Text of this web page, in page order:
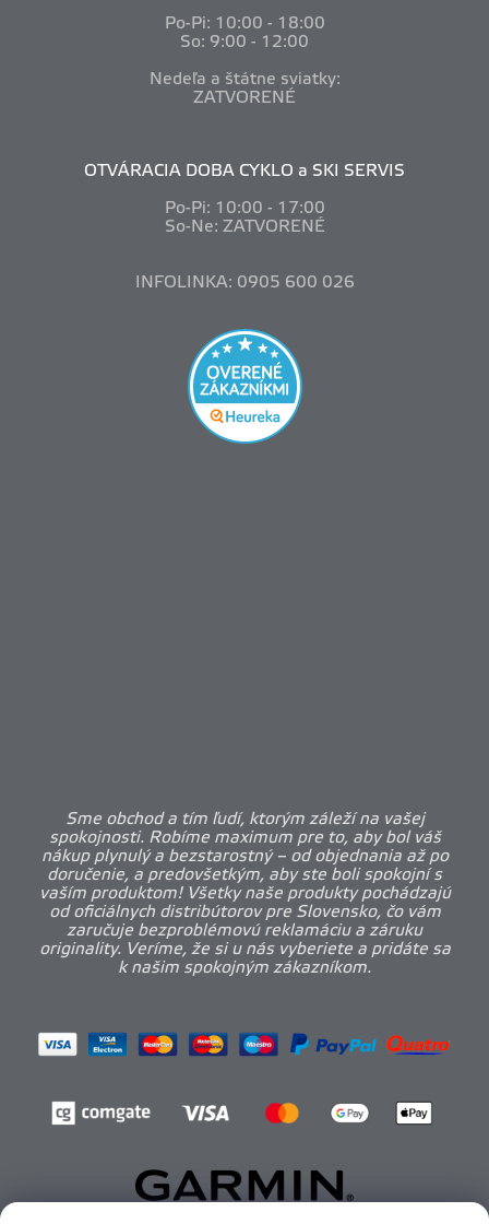
Po-Pi: 10:00 - 18:00
So: 9:00 - 12:00
Nedeľa a štátne sviatky:
ZATVORENÉ
OTVÁRACIA DOBA CYKLO a SKI SERVIS
Po-Pi: 10:00 - 17:00
So-Ne: ZATVORENÉ
INFOLINKA: 0905 600 026
Sme obchod a tím ľudí, ktorým záleží na vašej
spokojnosti. Robíme maximum pre to, aby bol váš
nákup plynulý a bezstarostný – od objednania až po
doručenie, a predovšetkým, aby ste boli spokojní s
vaším produktom! Všetky naše produkty pochádzajú
od oficiálnych distribútorov pre Slovensko, čo vám
zaručuje bezproblémovú reklamáciu a záruku
originality. Veríme, že si u nás vyberiete a pridáte sa
k našim spokojným zákazníkom.